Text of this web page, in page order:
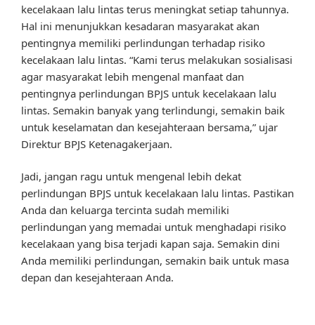
kecelakaan lalu lintas terus meningkat setiap tahunnya.
Hal ini menunjukkan kesadaran masyarakat akan
pentingnya memiliki perlindungan terhadap risiko
kecelakaan lalu lintas. “Kami terus melakukan sosialisasi
agar masyarakat lebih mengenal manfaat dan
pentingnya perlindungan BPJS untuk kecelakaan lalu
lintas. Semakin banyak yang terlindungi, semakin baik
untuk keselamatan dan kesejahteraan bersama,” ujar
Direktur BPJS Ketenagakerjaan.
Jadi, jangan ragu untuk mengenal lebih dekat
perlindungan BPJS untuk kecelakaan lalu lintas. Pastikan
Anda dan keluarga tercinta sudah memiliki
perlindungan yang memadai untuk menghadapi risiko
kecelakaan yang bisa terjadi kapan saja. Semakin dini
Anda memiliki perlindungan, semakin baik untuk masa
depan dan kesejahteraan Anda.